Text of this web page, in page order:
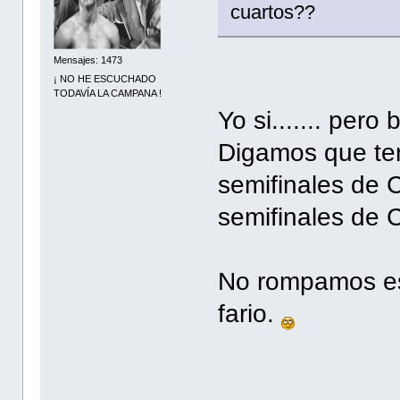
Mensajes: 1473
¡ NO HE ESCUCHADO
TODAVÍA LA CAMPANA !
cuartos??
Yo si....... pero
Digamos que
semifinales de
semifinales de
No rompamos
fario.